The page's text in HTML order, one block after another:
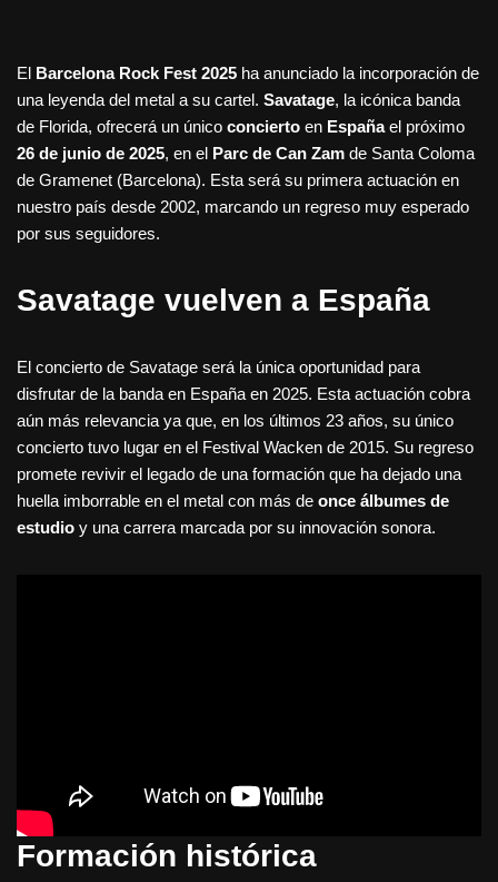
El Barcelona Rock Fest 2025 ha anunciado la incorporación de
una leyenda del metal a su cartel. Savatage, la icónica banda
de Florida, ofrecerá un único concierto en Españael próximo
26 de junio de 2025, en el Parc de Can Zam de Santa Coloma
de Gramenet (Barcelona). Esta será su primera actuación en
nuestro país desde 2002, marcando un regreso muy esperado
por sus seguidores.
Savatage vuelven a España
El concierto de Savatage será la única oportunidad para
disfrutar de la banda en España en 2025. Esta actuación cobra
aún más relevancia ya que, en los últimos 23 años, su único
concierto tuvo lugar en el Festival Wacken de 2015. Su regreso
promete revivir el legado de una formación que ha dejado una
huella imborrable en el metal con más de once álbumes de
estudio y una carrera marcada por su innovación sonora.
Formación histórica